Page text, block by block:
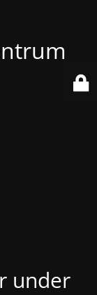
under